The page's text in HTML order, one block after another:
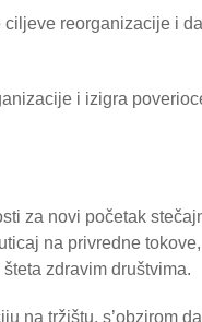
reorganizacije i
i izigra
za novi početak
na privredne
zdravim društvima.
na tržištu, s’obzirom